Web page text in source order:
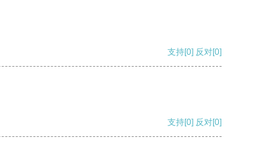
支持[0] 反对[0]
支持[0] 反对[0]